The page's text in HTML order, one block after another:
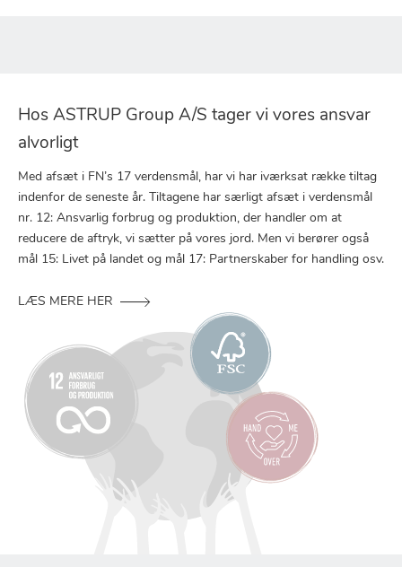
Hos ASTRUP Group A/S tager vi vores ansvar
alvorligt
Med afsæt i FN’s 17 verdensmål, har vi har iværksat række tiltag
indenfor de seneste år. Tiltagene har særligt afsæt i verdensmål
nr. 12: Ansvarlig forbrug og produktion, der handler om at
reducere de aftryk, vi sætter på vores jord. Men vi berører også
mål 15: Livet på landet og mål 17: Partnerskaber for handling osv.
LÆS MERE HER